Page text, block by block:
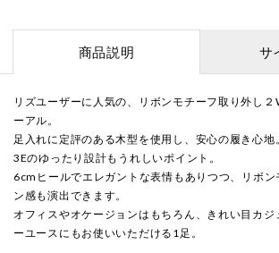
商品説明 サ
リズユーザーに人気の、リボンモチーフ取り外し２
ーアル。
足入れに定評のある木型を使用し、安心の履き心地。
3Eのゆったり設計もうれしいポイント。
6cmヒールでエレガントな表情もありつつ、リボン
ン感も演出できます。
オフィスやオケージョンはもちろん、きれい目カジ
ーユースにもお使いいただける1足。